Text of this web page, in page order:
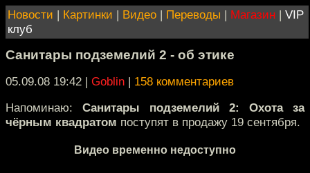
Новости | Картинки | Видео | Переводы | Магазин | VIP
клуб
Санитары подземелий 2 - об этике
05.09.08 19:42 | Goblin | 158 комментариев
Напоминаю: Санитары подземелий 2: Охота за
чёрным квадратом поступят в продажу 19 сентября.
Видео временно недоступно